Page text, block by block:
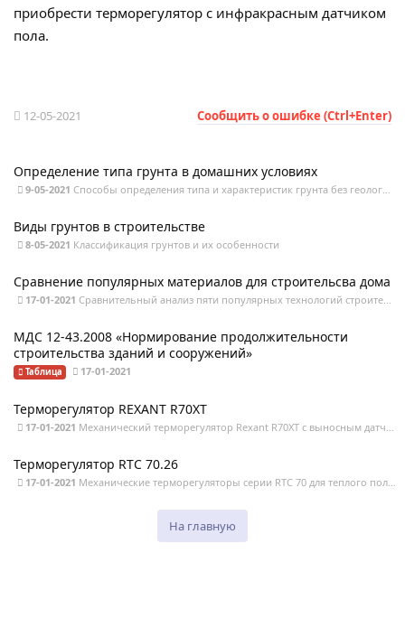
приобрести терморегулятор с инфракрасным датчиком
пола.
12-05-2021 Сообщить о ошибке (Ctrl+Enter)
Определение типа грунта в домашних условиях
9-05-2021 Способы определения типа и характеристик грунта без геологической экспертизы.
Виды грунтов в строительстве
8-05-2021 Классификация грунтов и их особенности
Сравнение популярных материалов для строительсва дома
17-01-2021 Сравнительный анализ пяти популярных технологий строительства - кирпич, пеноблок, клееный
МДС 12-43.2008 «Нормирование продолжительности
строительства зданий и сооружений»
Таблица 17-01-2021
Терморегулятор REXANT R70XT
17-01-2021 Механический терморегулятор Rexant R70XT с выносным датчиком для теплого пола, греющего
Терморегулятор RTC 70.26
17-01-2021 Механические терморегуляторы серии RTC 70 для теплого пола. Характеристики, фото,
На главную